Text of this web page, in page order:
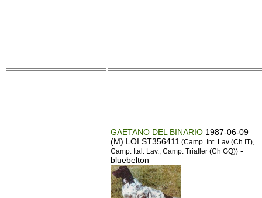
GAETANO DEL BINARIO 1987-06-09
(M) LOI ST356411 (Camp. Int. Lav (Ch IT),
Camp. Ital. Lav., Camp. Trialler (Ch GQ)) -
bluebelton